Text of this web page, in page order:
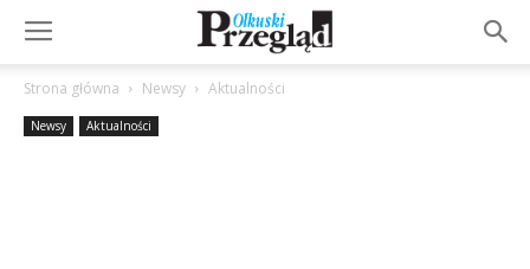
Strona główna Newsy Aktualności
Newsy Aktualności